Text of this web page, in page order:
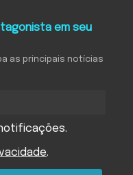
em seu
as principais notícias
.